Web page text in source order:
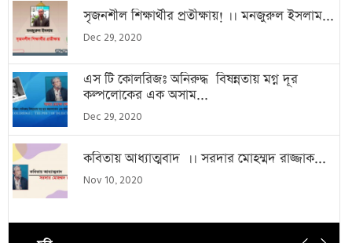
সৃজনশীল শিক্ষার্থীর প্রতীক্ষায়! ।। মনজুরুল ইসলাম...
Dec 29, 2020
এস টি কোলরিজঃ অনিরুদ্ধ বিষন্নতায় মগ্ন দূর
কল্পলোকের এক অসাম...
Dec 29, 2020
কবিতায় আধ্যাত্মবাদ ।। সরদার মোহম্মদ রাজ্জাক...
Nov 10, 2020